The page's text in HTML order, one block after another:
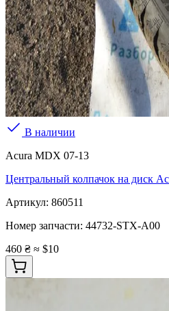
В наличии
Acura MDX 07-13
Центральный колпачок на диск
Артикул: 860511
Номер запчасти: 44732-STX-A00
460 ₴ ≈ $10